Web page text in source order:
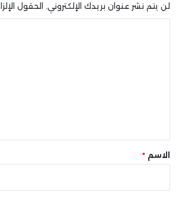
لن يتم نشر عنوان بريدك الإلكتروني. الحقول
* الاسم *